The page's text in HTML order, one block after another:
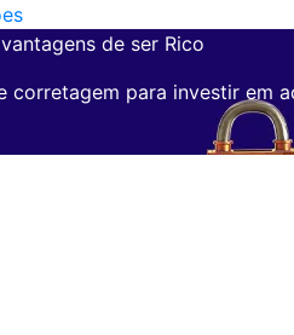
de ser Rico
corretagem para investir em